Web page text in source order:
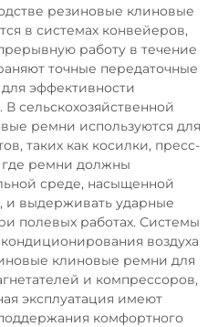
резиновые клиновые
в системах конвейеров,
работу в течение
точные передаточные
эффективности
сельскохозяйственной
ремни используются для
таких как косилки, пресс-
ремни должны
среде, насыщенной
и выдерживать ударные
полевых работах. Системы
воздуха
клиновые ремни для
и компрессоров,
эксплуатация имеют
комфортного